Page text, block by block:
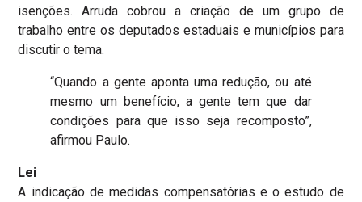
isenções. Arruda cobrou a criação de um grupo de
trabalho entre os deputados estaduais e municípios para
discutir o tema.
“Quando a gente aponta uma redução, ou até
mesmo um benefício, a gente tem que dar
condições para que isso seja recomposto”,
afirmou Paulo.
Lei
A indicação de medidas compensatórias e o estudo de